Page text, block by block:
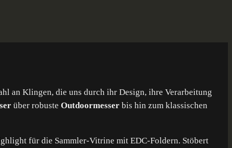
an Klingen, die uns durch ihr Design, ihre Verarbeitung
über robuste Outdoormesser bis hin zum klassischen
für die Sammler-Vitrine mit EDC-Foldern. Stöbert